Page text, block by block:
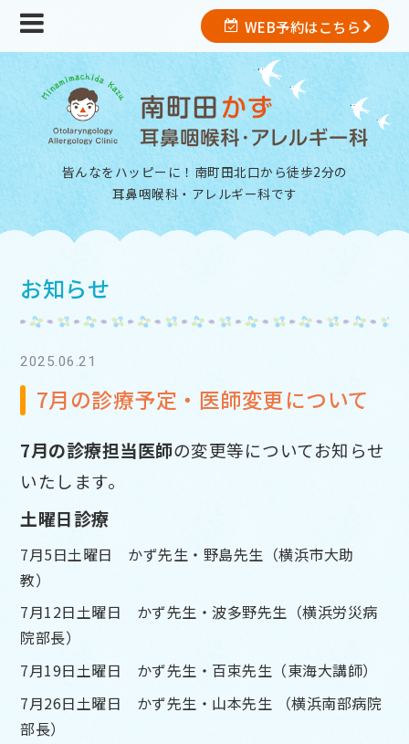
WEB予約はこちら
皆んなをハッピーに！南町田北口から徒歩2分の
耳鼻咽喉科・アレルギー科です
お知らせ
2025.06.21
7月の診療予定・医師変更について
7月の診療担当医師の変更等についてお知らせ
いたします。
土曜日診療
7月5日土曜日 かず先生・野島先生（横浜市大助
教）
7月12日土曜日 かず先生・波多野先生（横浜労災病
院部長）
7月19日土曜日 かず先生・百束先生（東海大講師）
7月26日土曜日 かず先生・山本先生 （横浜南部病院
部長）